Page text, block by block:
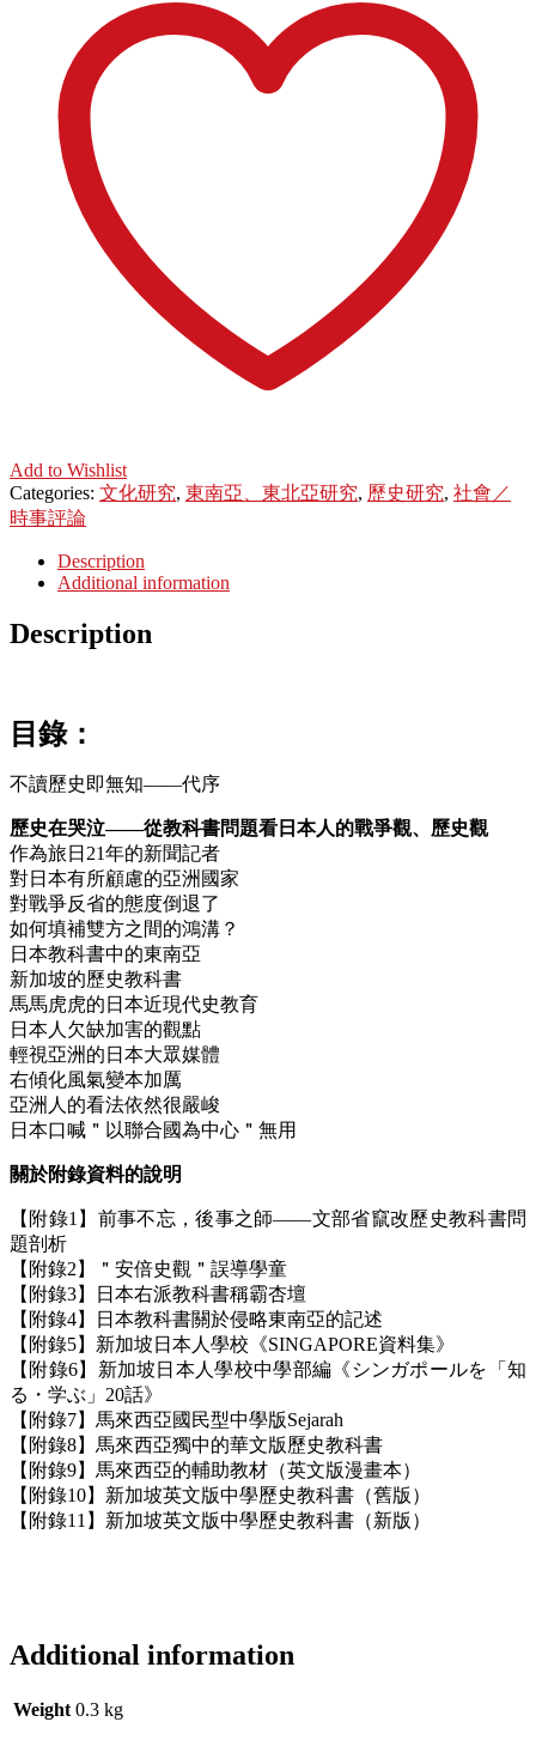
Add to Wishlist
Categories: 文化研究, 東南亞、東北亞研究, 歷史研究, 社會／
時事評論
Description
Additional information
Description
目錄：
不讀歷史即無知——代序
歷史在哭泣——從教科書問題看日本人的戰爭觀、歷史觀
作為旅日21年的新聞記者
對日本有所顧慮的亞洲國家
對戰爭反省的態度倒退了
如何填補雙方之間的鴻溝？
日本教科書中的東南亞
新加坡的歷史教科書
馬馬虎虎的日本近現代史教育
日本人欠缺加害的觀點
輕視亞洲的日本大眾媒體
右傾化風氣變本加厲
亞洲人的看法依然很嚴峻
日本口喊＂以聯合國為中心＂無用
關於附錄資料的說明
【附錄1】前事不忘，後事之師——文部省竄改歷史教科書問
題剖析
【附錄2】＂安倍史觀＂誤導學童
【附錄3】日本右派教科書稱霸杏壇
【附錄4】日本教科書關於侵略東南亞的記述
【附錄5】新加坡日本人學校《SINGAPORE資料集》
【附錄6】新加坡日本人學校中學部編《シンガポールを「知
る・学ぶ」20話》
【附錄7】馬來西亞國民型中學版Sejarah
【附錄8】馬來西亞獨中的華文版歷史教科書
【附錄9】馬來西亞的輔助教材（英文版漫畫本）
【附錄10】新加坡英文版中學歷史教科書（舊版）
【附錄11】新加坡英文版中學歷史教科書（新版）
Additional information
Weight 0.3 kg